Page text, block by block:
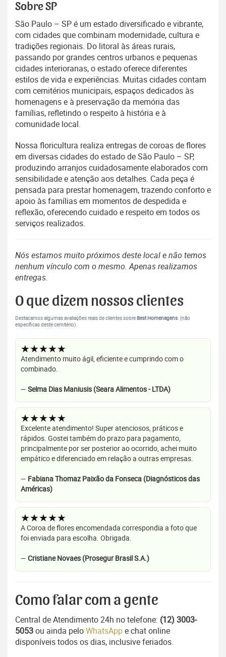
Sobre SP
São Paulo – SP é um estado diversificado e vibrante,
com cidades que combinam modernidade, cultura e
tradições regionais. Do litoral às áreas rurais,
passando por grandes centros urbanos e pequenas
cidades interioranas, o estado oferece diferentes
estilos de vida e experiências. Muitas cidades contam
com cemitérios municipais, espaços dedicados às
homenagens e à preservação da memória das
famílias, refletindo o respeito à história e à
comunidade local.
Nossa floricultura realiza entregas de coroas de flores
em diversas cidades do estado de São Paulo – SP,
produzindo arranjos cuidadosamente elaborados com
sensibilidade e atenção aos detalhes. Cada peça é
pensada para prestar homenagem, trazendo conforto e
apoio às famílias em momentos de despedida e
reflexão, oferecendo cuidado e respeito em todos os
serviços realizados.
Nós estamos muito próximos deste local e não temos
nenhum vínculo com o mesmo. Apenas realizamos
entregas.
O que dizem nossos clientes
Destacamos algumas avaliações reais de clientes sobre Best Homenagens. (não
específicas deste cemitério).
★★★★★
Atendimento muito ágil, eficiente e cumprindo com o
combinado.
— Selma Dias Maniusis (Seara Alimentos - LTDA)
★★★★★
Excelente atendimento! Super atenciosos, práticos e
rápidos. Gostei também do prazo para pagamento,
principalmente por ser posterior ao ocorrido, achei muito
empático e diferenciado em relação a outras empresas.
— Fabiana Thomaz Paixão da Fonseca (Diagnósticos das
Américas)
★★★★★
A Coroa de flores encomendada correspondia a foto que
foi enviada para escolha. Obrigada.
— Cristiane Novaes (Prosegur Brasil S.A.)
Como falar com a gente
Central de Atendimento 24h no telefone: (12) 3003-
5053ou ainda peloWhatsAppe chat online
disponíveis todos os dias, inclusive feriados.